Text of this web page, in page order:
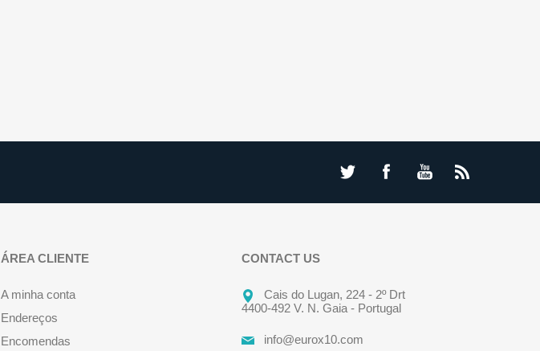
ÁREA CLIENTE
A minha conta
Endereços
Encomendas
CONTACT US
Cais do Lugan, 224 - 2º Drt
4400-492 V. N. Gaia - Portugal
info@eurox10.com